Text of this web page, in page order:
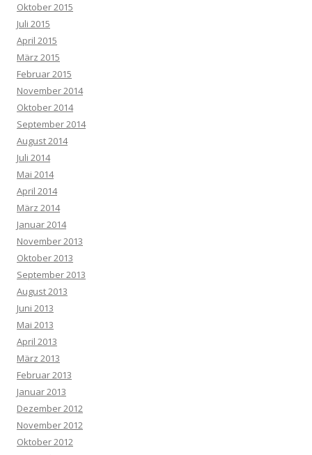
Oktober 2015
Juli 2015
April 2015
März 2015
Februar 2015
November 2014
Oktober 2014
September 2014
August 2014
Juli 2014
Mai 2014
April 2014
März 2014
Januar 2014
November 2013
Oktober 2013
September 2013
August 2013
Juni 2013
Mai 2013
April 2013
März 2013
Februar 2013
Januar 2013
Dezember 2012
November 2012
Oktober 2012